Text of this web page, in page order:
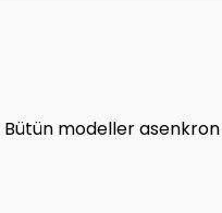
Bütün modeller asenkron